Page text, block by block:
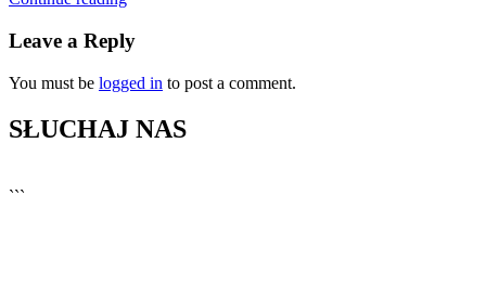
Leave a Reply
You must be logged in to post a comment.
SŁUCHAJ NAS
```